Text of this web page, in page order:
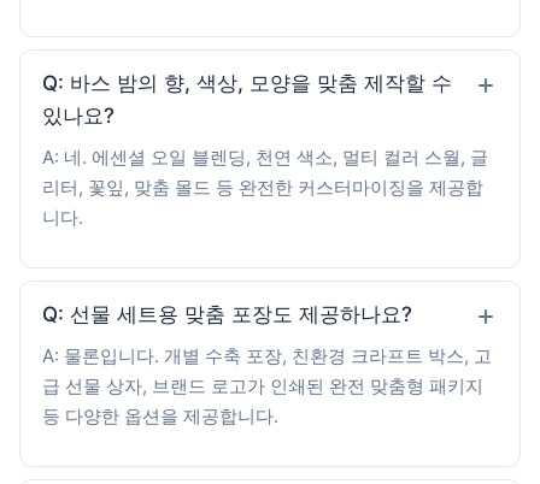
Q: 바스 밤의 향, 색상, 모양을 맞춤 제작할 수
있나요?
A: 네. 에센셜 오일 블렌딩, 천연 색소, 멀티 컬러 스월, 글
리터, 꽃잎, 맞춤 몰드 등 완전한 커스터마이징을 제공합
니다.
Q: 선물 세트용 맞춤 포장도 제공하나요?
A: 물론입니다. 개별 수축 포장, 친환경 크라프트 박스, 고
급 선물 상자, 브랜드 로고가 인쇄된 완전 맞춤형 패키지
등 다양한 옵션을 제공합니다.